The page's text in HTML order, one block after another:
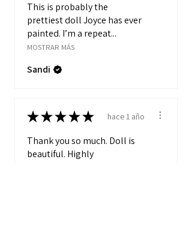
This is probably the
prettiest doll Joyce has ever
painted. I’m a repeat...
MOSTRAR MÁS
Sandi
★★★★★ hace 1 año
Thank you so much. Doll is
beautiful. Highly